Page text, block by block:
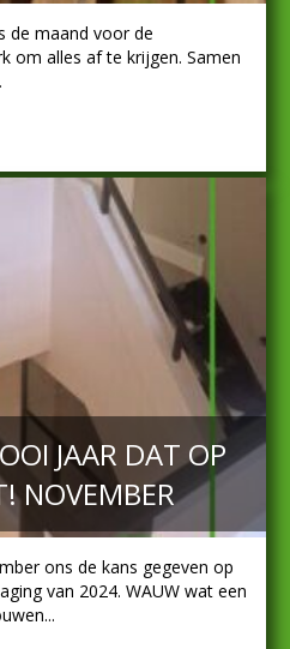
de maand voor de
om alles af te krijgen. Samen
JAAR DAT OP
NOVEMBER
ons de kans gegeven op
van 2024. WAUW wat een